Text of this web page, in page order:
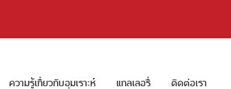
ความรู้เกี่ยวกับอุมเราะห์ แกลเลอรี่ ติดต่อเรา